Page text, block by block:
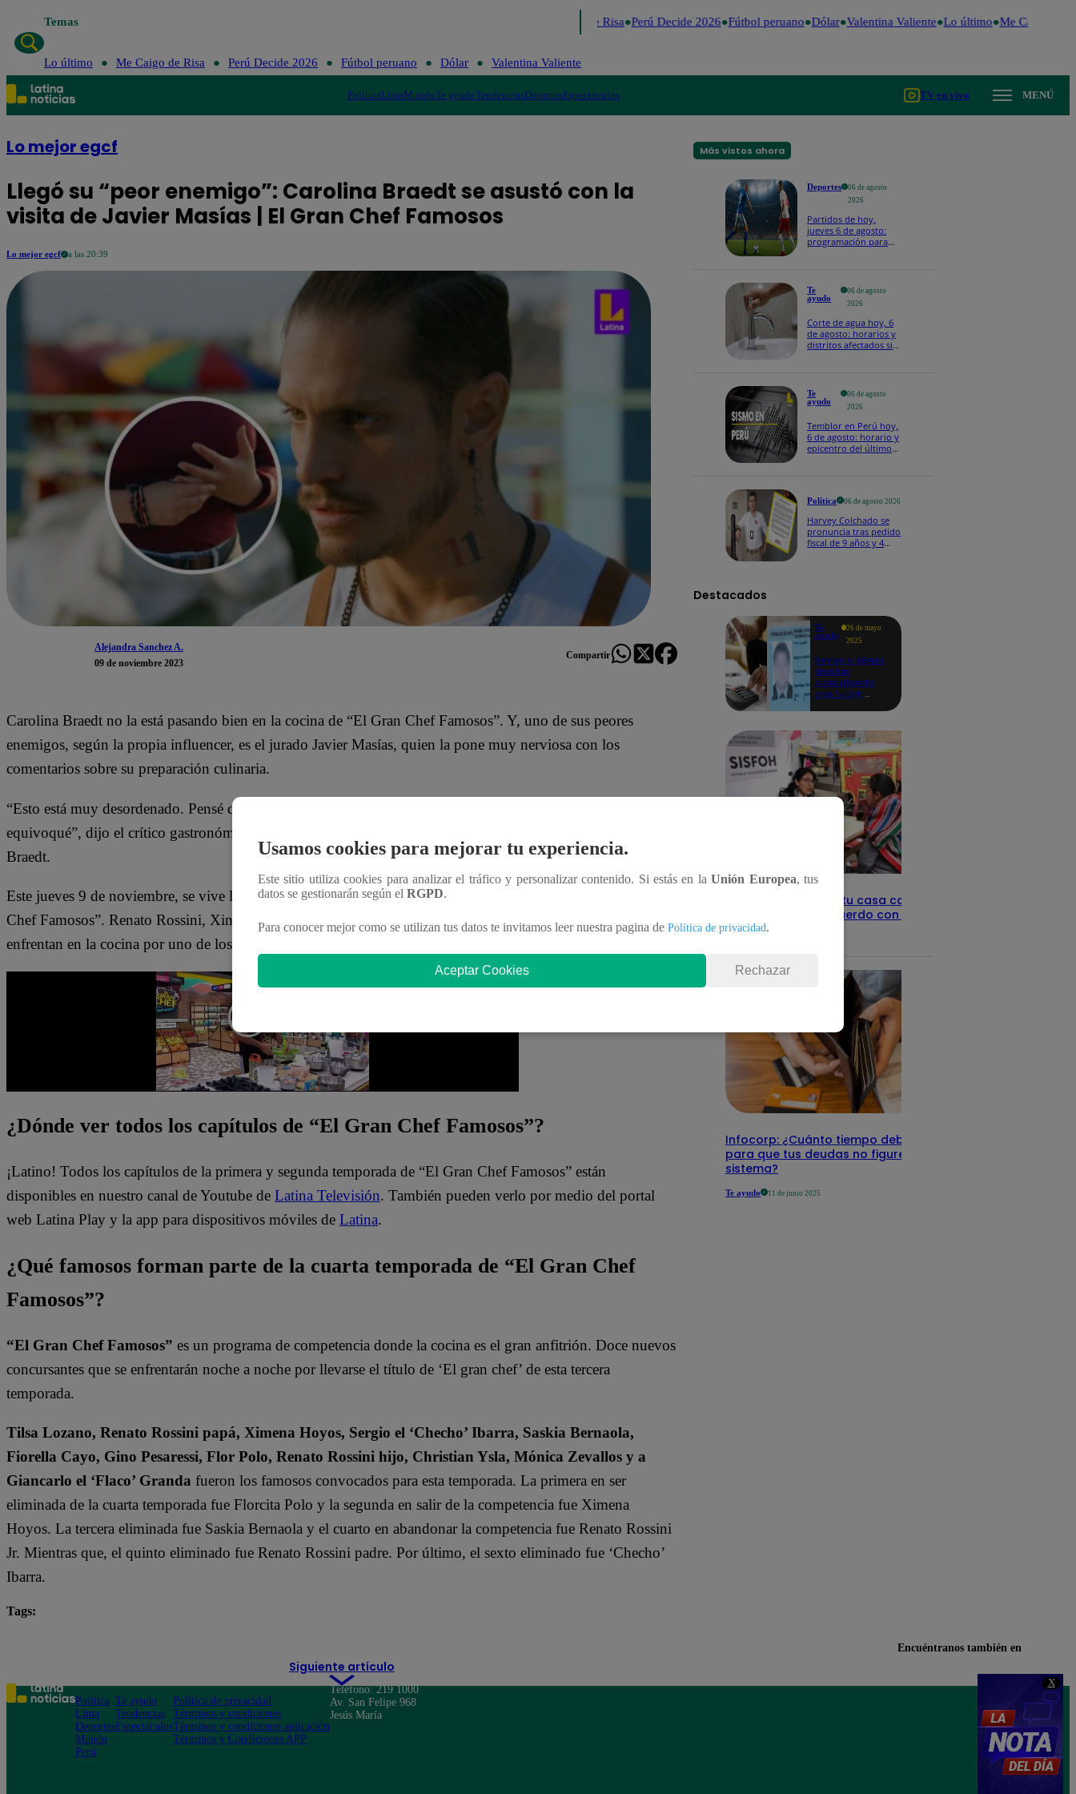
X
Temas Me Caigo de Risa Perú Decide 2026 Fútbol peruano Dólar Valentina Valiente Lo último Me Caigo de
Lo último Me Caigo de Risa Perú Decide 2026 Fútbol peruano Dólar Valentina Valiente
PolíticaLimaMundoTe ayudoTendenciasDeportesEspectáculos TV en vivo MENÚ
Lo mejor egcf
Llegó su “peor enemigo”: Carolina Braedt se asustó con la
visita de Javier Masías | El Gran Chef Famosos
Lo mejor egcf a las 20:39
Alejandra Sanchez A.
09 de noviembre 2023
Compartir
Carolina Braedt no la está pasando bien en la cocina de “El Gran Chef Famosos”. Y, uno de sus peores
enemigos, según la propia influencer, es el jurado Javier Masías, quien la pone muy nerviosa con los
comentarios sobre su preparación culinaria.
“Esto está muy desordenado. Pensé que tu gran ventaja era tu cabeza bien estructurada, pero vi que me
equivoqué”, dijo el crítico gastronómico al llegar a la cocina de la influencer. “Hoy no”, se excusó Carolina
Braedt.
Este jueves 9 de noviembre, se vive la cuarta noche de batallas culinarias en la cuarta temporada de “El Gran
Chef Famosos”. Renato Rossini, Ximena Hoyos, Renato Rossini Jr, ‘Checho’ Ibarra y Carolina Braedt se
enfrentan en la cocina por uno de los dos cupos a la competencia. ¿Quiénes lo conseguirán?
¿Dónde ver todos los capítulos de “El Gran Chef Famosos”?
¡Latino! Todos los capítulos de la primera y segunda temporada de “El Gran Chef Famosos” están
disponibles en nuestro canal de Youtube de Latina Televisión. También pueden verlo por medio del portal
web Latina Play y la app para dispositivos móviles de Latina.
¿Qué famosos forman parte de la cuarta temporada de “El Gran Chef
Famosos”?
“El Gran Chef Famosos” es un programa de competencia donde la cocina es el gran anfitrión. Doce nuevos
concursantes que se enfrentarán noche a noche por llevarse el título de ‘El gran chef’ de esta tercera
temporada.
Tilsa Lozano, Renato Rossini papá, Ximena Hoyos, Sergio el ‘Checho’ Ibarra, Saskia Bernaola,
Fiorella Cayo, Gino Pesaressi, Flor Polo, Renato Rossini hijo, Christian Ysla, Mónica Zevallos y a
Giancarlo el ‘Flaco’ Granda fueron los famosos convocados para esta temporada. La primera en ser
eliminada de la cuarta temporada fue Florcita Polo y la segunda en salir de la competencia fue Ximena
Hoyos. La tercera eliminada fue Saskia Bernaola y el cuarto en abandonar la competencia fue Renato Rossini
Jr. Mientras que, el quinto eliminado fue Renato Rossini padre. Por último, el sexto eliminado fue ‘Checho’
Ibarra.
Tags:
Siguiente artículo
Más vistos ahora
Deportes
06 de agosto
2026
Partidos de hoy,
jueves 6 de agosto:
programación para
Te
ayudo
06 de agosto
2026
Corte de agua hoy, 6
de agosto: horarios y
distritos afectados sin
Te
ayudo
06 de agosto
2026
Temblor en Perú hoy,
6 de agosto: horario y
epicentro del último
Política 06 de agosto 2026
Harvey Colchado se
pronuncia tras pedido
fiscal de 9 años y 4
Destacados
Te
ayudo
26 de mayo
2025
Revisa si tienes
deudas
consultando
con tu DNI:
detalles
Revisa con tu DNI si tu casa califica
como pobre, de acuerdo con el Sisfoh
Infocorp: ¿Cuánto tiempo debe pasar
para que tus deudas no figuren en su
sistema?
Te ayudo 11 de junio 2025
Usamos cookies para mejorar tu experiencia.
Este sitio utiliza cookies para analizar el tráfico y personalizar contenido. Si estás en laUnión Europea, tus
datos se gestionarán según el RGPD.
Para conocer mejor como se utilizan tus datos te invitamos leer nuestra pagina de Política de privacidad.
Aceptar Cookies Rechazar
Encuéntranos también en
Política
Lima
Deportes
Mundo
Perú
Te ayudo
Tendencias
Espectáculos
Política de privacidad
Términos y condiciones
Términos y condiciones aplicación
Términos y Condiciones APP
Teléfono: 219 1000
Av. San Felipe 968
Jesús María